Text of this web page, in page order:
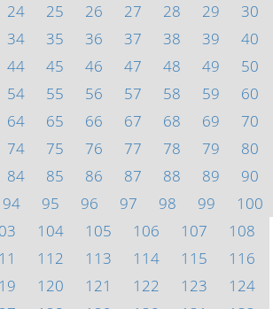
24 25 26 27 28 29
30
34 35 36 37 38 39
40
44 45 46 47 48 49
50
54 55 56 57 58 59
60
64 65 66 67 68 69
70
74 75 76 77 78 79
80
84 85 86 87 88 89
90
94 95 96 97 98 99
100
104 105 106 107
108
112 113 114 115
116
120 121 122 123
124